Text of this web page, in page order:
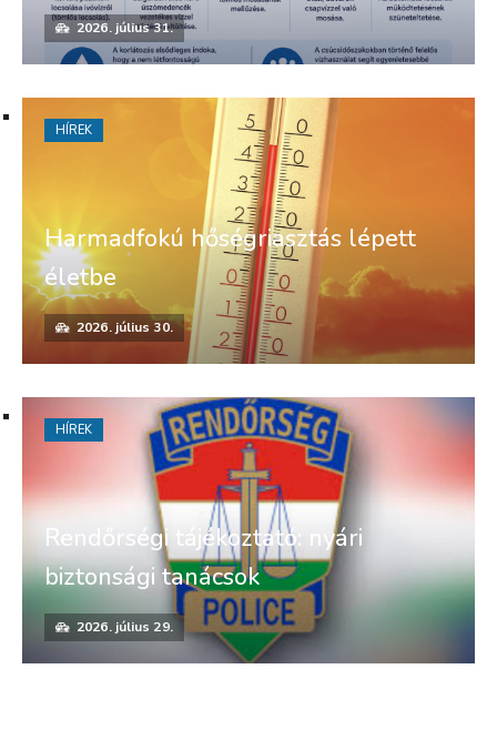
2026. július 31.
Harmadfokú hőségriasztás lépett
életbe
2026. július 30.
HÍREK
Rendőrségi tájékoztató: nyári
biztonsági tanácsok
2026. július 29.
HÍREK